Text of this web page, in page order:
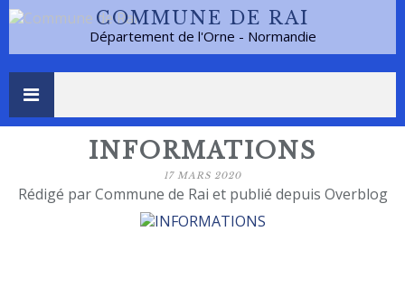
COMMUNE DE RAI
Département de l'Orne - Normandie
INFORMATIONS
17 MARS 2020
Rédigé par Commune de Rai et publié depuis Overblog